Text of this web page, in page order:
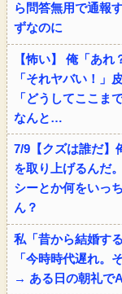
ら問答無用で通報
ずなのに
【怖い】 俺「あ
「それヤバい！」
「どうしてここま
なんと…
7/9【クズは誰だ】
を取り上げるんだ
シーとか何をいっ
ん？
私「昔から結婚す
「今時時代遅れ。
→ ある日の朝礼で